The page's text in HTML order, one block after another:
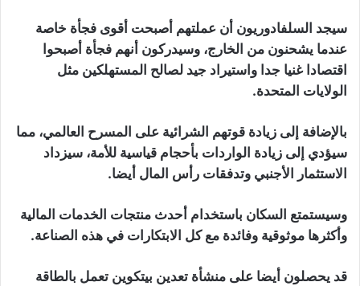
سيجد السلفادوريون أن عملتهم أصبحت أقوى فجأة خاصة
عندما يشحنون من الخارج، وسيدركون أنهم فجأة أصبحوا
اقتصادا غنيا جدا واستيراد جيد لصالح المستهلكين مثل
الولايات المتحدة.
بالإضافة إلى زيادة قوتهم الشرائية على المسرح العالمي، مما
سيؤدي إلى زيادة الواردات بأحجام قياسية للأمة، سيزداد
الاستثمار الأجنبي وتدفقات رأس المال أيضا.
وسيستمتع السكان باستخدام أحدث منتجات الخدمات المالية
وأكثرها موثوقية وفائدة مع كل الابتكارات في هذه الصناعة.
قد يحصلون أيضا على منشأة تعدين بيتكوين تعمل بالطاقة